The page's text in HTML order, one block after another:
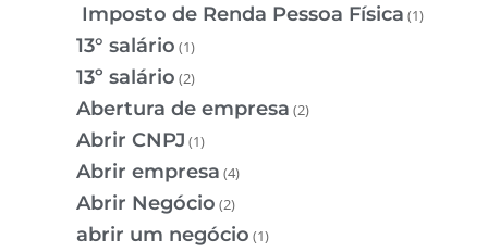
Imposto de Renda Pessoa Física (1)
13° salário (1)
13º salário (2)
Abertura de empresa (2)
Abrir CNPJ (1)
Abrir empresa (4)
Abrir Negócio (2)
abrir um negócio (1)